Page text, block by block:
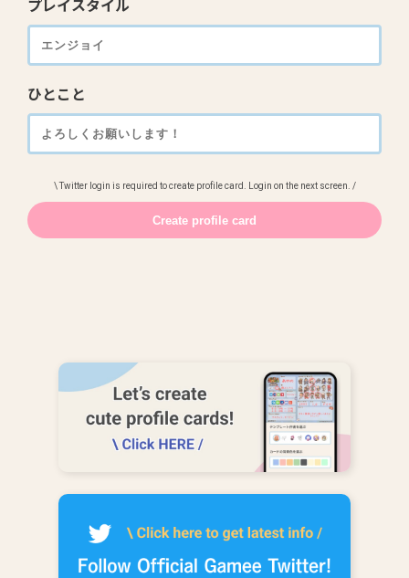
プレイスタイル
ひとこと
\ Twitter login is required to create profile card. Login on the next screen. /